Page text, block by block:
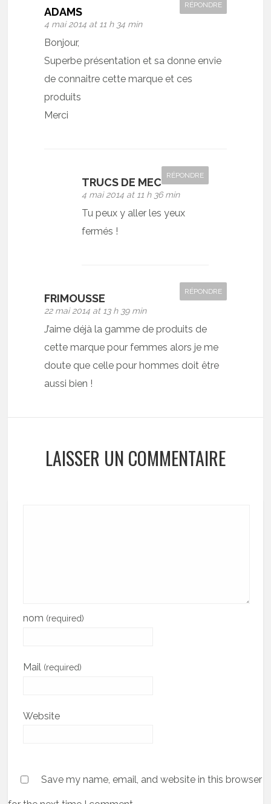
ADAMS
4 mai 2014 at 11 h 34 min
RÉPONDRE
Bonjour,
Superbe présentation et sa donne envie
de connaitre cette marque et ces
produits
Merci
TRUCS DE MEC
4 mai 2014 at 11 h 36 min
RÉPONDRE
Tu peux y aller les yeux
fermés !
FRIMOUSSE
22 mai 2014 at 13 h 39 min
RÉPONDRE
J’aime déjà la gamme de produits de
cette marque pour femmes alors je me
doute que celle pour hommes doit être
aussi bien !
LAISSER UN COMMENTAIRE
nom (required)
Mail (required)
Website
Save my name, email, and website in this browser